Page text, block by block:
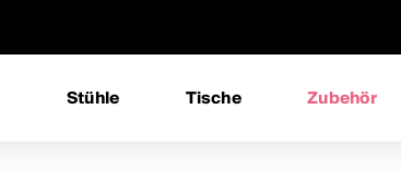
Stühle Tische Zubehör